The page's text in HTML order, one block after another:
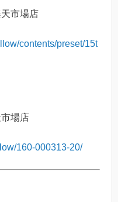
市場店
contents/preset/15t
場店
160-000313-20/